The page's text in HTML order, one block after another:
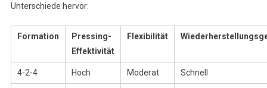
Unterschiede hervor:
Formation
Pressing-
Effektivität
Flexibilität
4-2-4 Hoch Moderat Schnell